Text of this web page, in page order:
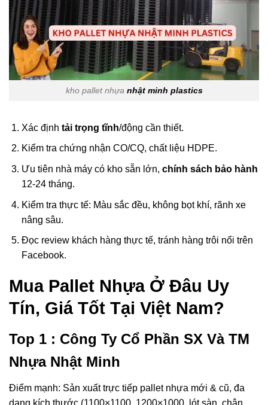
kho pallet nhựa nhật minh plastics
Xác định tải trọng tĩnh/động cần thiết.
Kiểm tra chứng nhận CO/CQ, chất liệu HDPE.
Ưu tiên nhà máy có kho sẵn lớn, chính sách bảo hành
12-24 tháng.
Kiểm tra thực tế: Màu sắc đều, không bọt khí, rãnh xe
nâng sâu.
Đọc review khách hàng thực tế, tránh hàng trôi nổi trên
Facebook.
Mua Pallet Nhựa Ở Đâu Uy
Tín, Giá Tốt Tại Việt Nam?
Top 1 : Công Ty Cổ Phần SX Và TM
Nhựa Nhật Minh
Điểm mạnh: Sản xuất trực tiếp pallet nhựa mới & cũ, đa